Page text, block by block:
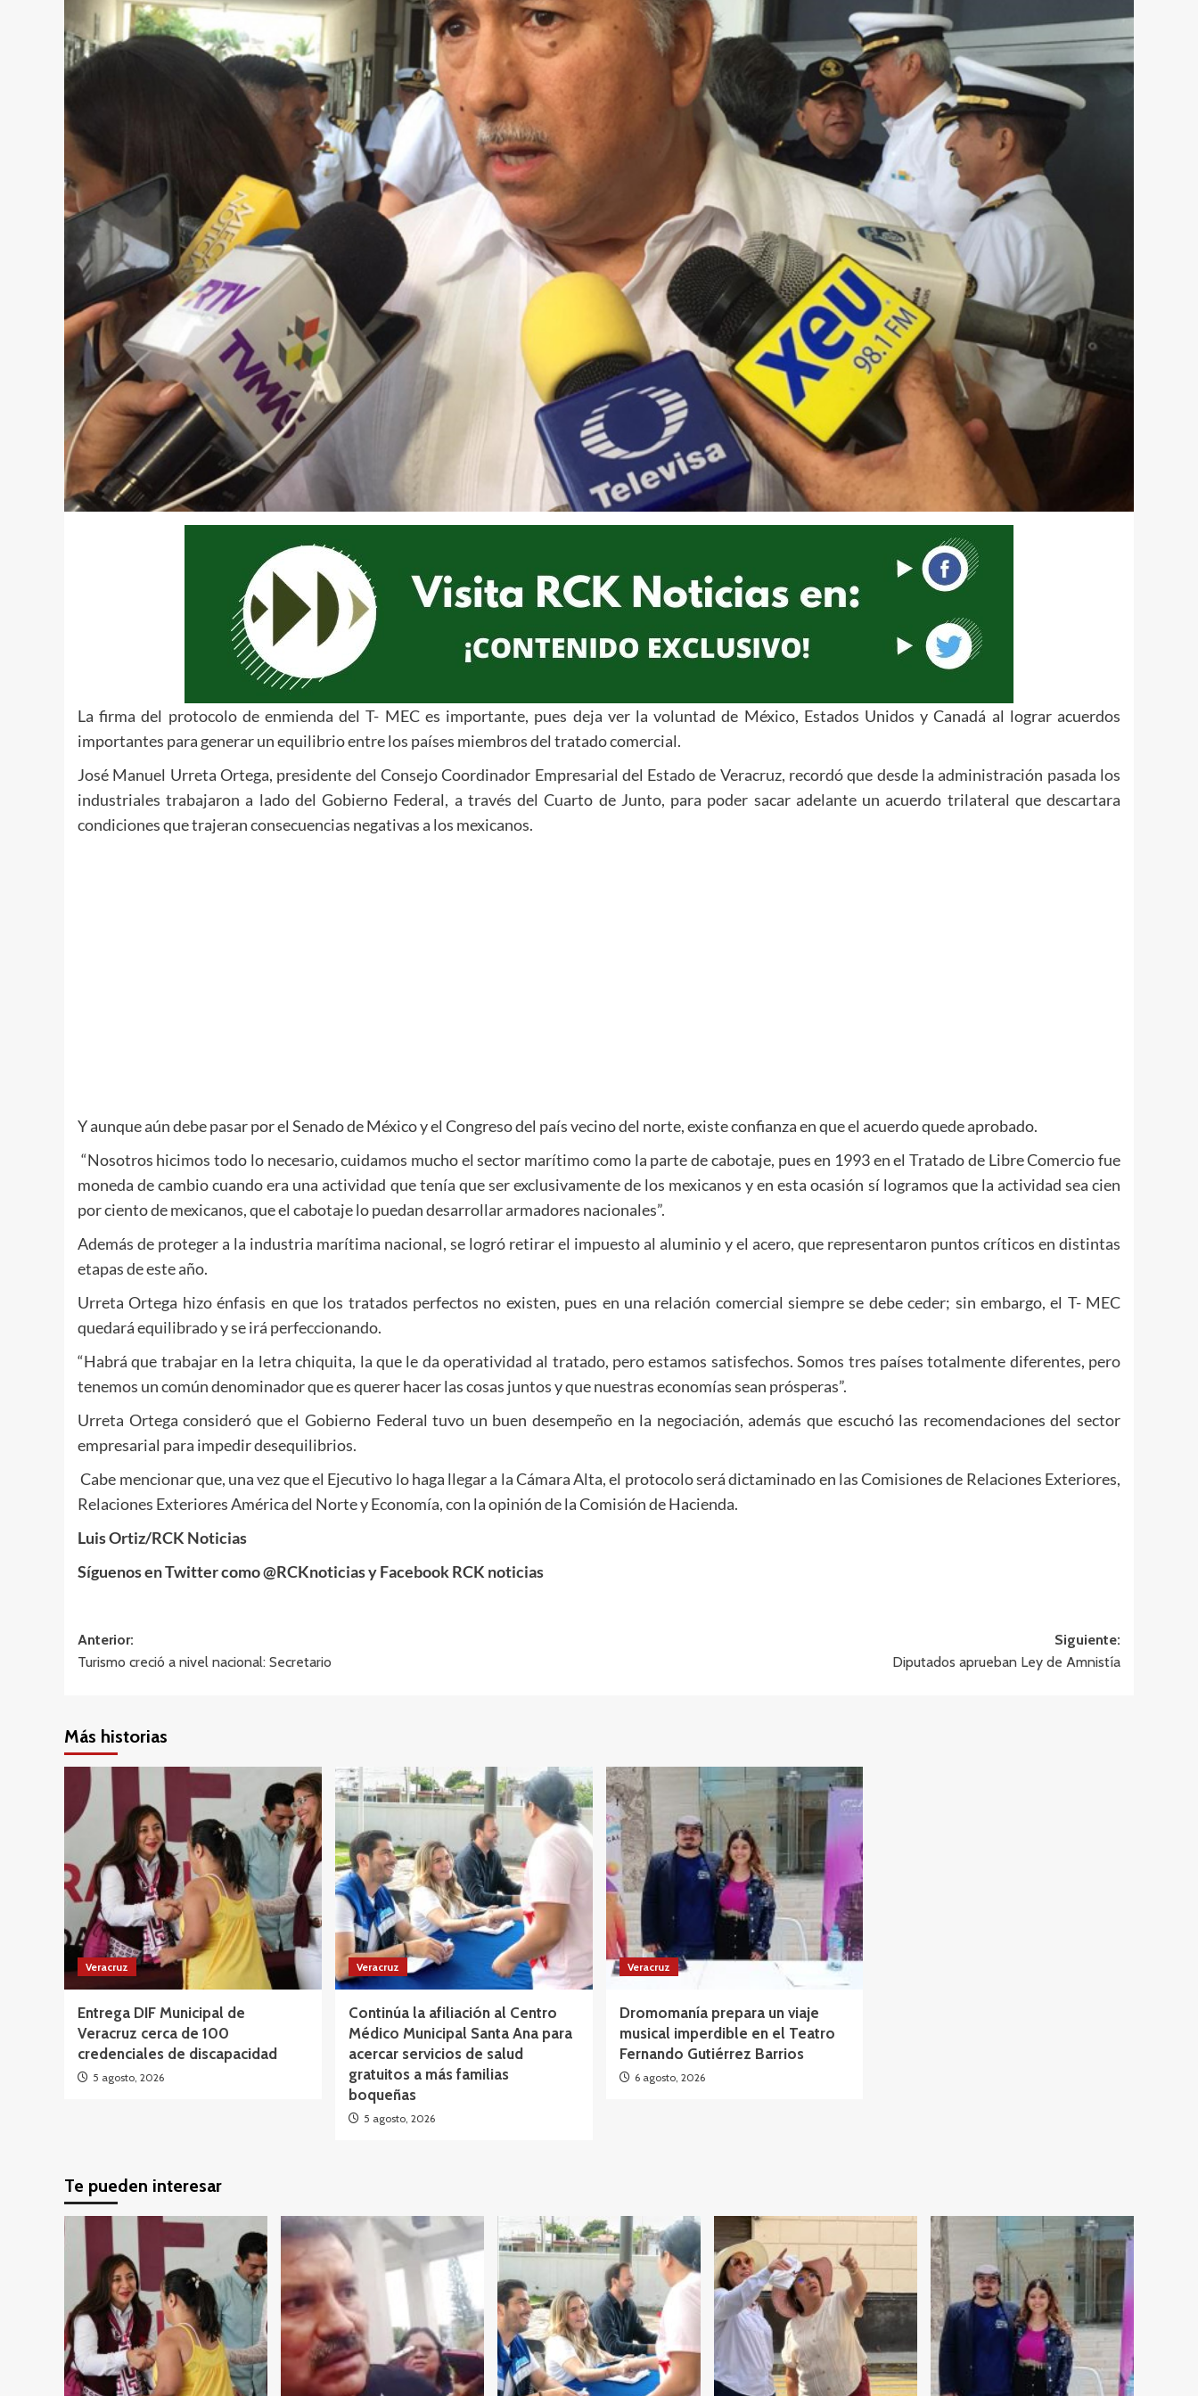
La firma del protocolo de enmienda del T- MEC es importante, pues deja ver la voluntad de México, Estados Unidos y Canadá al lograr acuerdos
importantes para generar un equilibrio entre los países miembros del tratado comercial.
José Manuel Urreta Ortega, presidente del Consejo Coordinador Empresarial del Estado de Veracruz, recordó que desde la administración pasada los
industriales trabajaron a lado del Gobierno Federal, a través del Cuarto de Junto, para poder sacar adelante un acuerdo trilateral que descartara
condiciones que trajeran consecuencias negativas a los mexicanos.
Y aunque aún debe pasar por el Senado de México y el Congreso del país vecino del norte, existe confianza en que el acuerdo quede aprobado.
“Nosotros hicimos todo lo necesario, cuidamos mucho el sector marítimo como la parte de cabotaje, pues en 1993 en el Tratado de Libre Comercio fue
moneda de cambio cuando era una actividad que tenía que ser exclusivamente de los mexicanos y en esta ocasión sí logramos que la actividad sea cien
por ciento de mexicanos, que el cabotaje lo puedan desarrollar armadores nacionales”.
Además de proteger a la industria marítima nacional, se logró retirar el impuesto al aluminio y el acero, que representaron puntos críticos en distintas
etapas de este año.
Urreta Ortega hizo énfasis en que los tratados perfectos no existen, pues en una relación comercial siempre se debe ceder; sin embargo, el T- MEC
quedará equilibrado y se irá perfeccionando.
“Habrá que trabajar en la letra chiquita, la que le da operatividad al tratado, pero estamos satisfechos. Somos tres países totalmente diferentes, pero
tenemos un común denominador que es querer hacer las cosas juntos y que nuestras economías sean prósperas”.
Urreta Ortega consideró que el Gobierno Federal tuvo un buen desempeño en la negociación, además que escuchó las recomendaciones del sector
empresarial para impedir desequilibrios.
Cabe mencionar que, una vez que el Ejecutivo lo haga llegar a la Cámara Alta, el protocolo será dictaminado en las Comisiones de Relaciones Exteriores,
Relaciones Exteriores América del Norte y Economía, con la opinión de la Comisión de Hacienda.
Luis Ortiz/RCK Noticias
Síguenos en Twitter como @RCKnoticias y Facebook RCK noticias
Navegación
de
Anterior:
Turismo creció a nivel nacional: Secretario
Siguiente:
Diputados aprueban Ley de Amnistía
Más historias
Veracruz
Entrega DIF Municipal de
Veracruz cerca de 100
credenciales de discapacidad
5 agosto, 2026
Veracruz
Continúa la afiliación al Centro
Médico Municipal Santa Ana para
acercar servicios de salud
gratuitos a más familias
boqueñas
5 agosto, 2026
Veracruz
Dromomanía prepara un viaje
musical imperdible en el Teatro
Fernando Gutiérrez Barrios
6 agosto, 2026
Te pueden interesar